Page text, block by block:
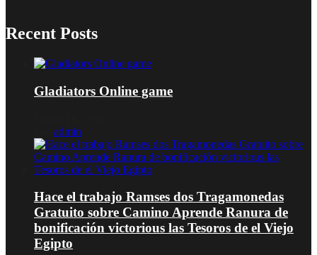
Recent Posts
Gladiators Online game
admin
Hace el trabajo Ramses dos Tragamonedas
Gratuito sobre Camino Aprende Ranura de
bonificación victorious las Tesoros de el Viejo
Egipto